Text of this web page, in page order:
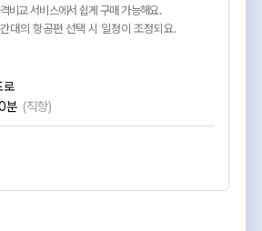
비교 서비스에서 쉽게 구매 가능해요.
대의 항공편 선택 시 일정이 조정되요.
로
분 (직항)